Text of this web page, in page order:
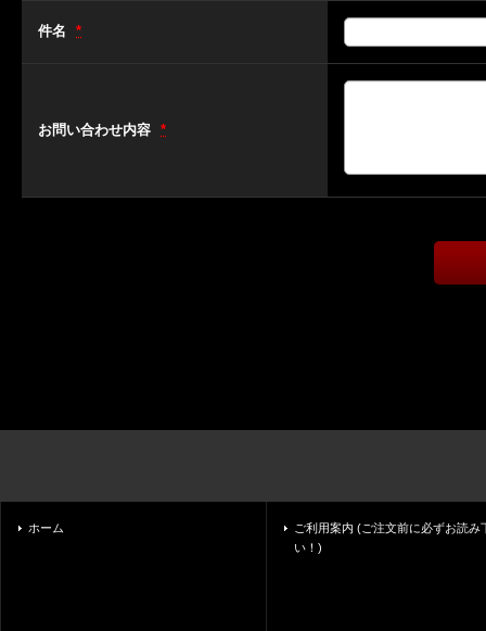
件名 *
お問い合わせ内容 *
ホーム
ご利用案内 (ご注文前に必ずお読み
い！)